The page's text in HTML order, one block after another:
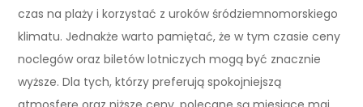
czas na plaży i korzystać z uroków śródziemnomorskiego
klimatu. Jednakże warto pamiętać, że w tym czasie ceny
noclegów oraz biletów lotniczych mogą być znacznie
wyższe. Dla tych, którzy preferują spokojniejszą